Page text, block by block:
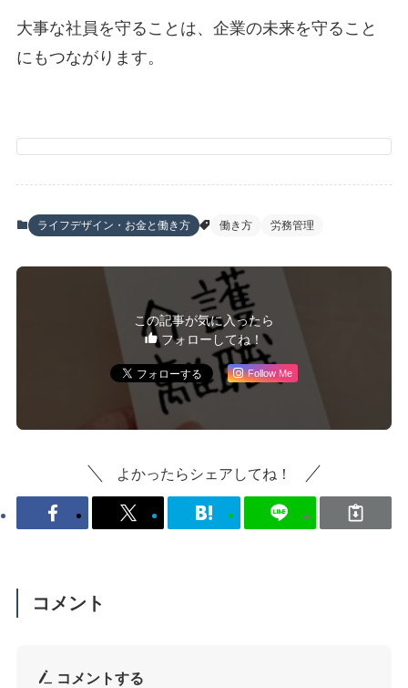
大事な社員を守ることは、企業の未来を守ること
にもつながります。
ライフデザイン・お金と働き方 働き方 労務管理
この記事が気に入ったら
フォローしてね！
Follow Me
よかったらシェアしてね！
コメント
コメントする